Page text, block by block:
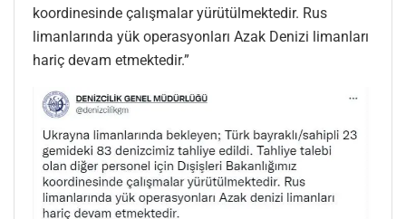
koordinesinde çalışmalar yürütülmektedir. Rus
limanlarında yük operasyonları Azak Denizi limanları
hariç devam etmektedir.”